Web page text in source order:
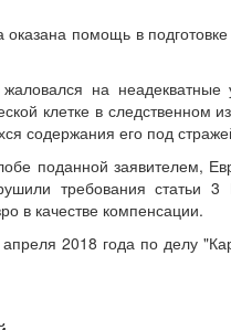
помощь в
на
клетке в следственном
содержания его под
поданной заявителем,
требования статьи 3
в качестве компенсации.
2018 года по делу